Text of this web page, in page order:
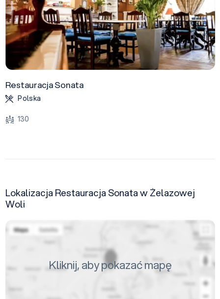
Restauracja Sonata
Polska
130
Lokalizacja Restauracja Sonata w Żelazowej
Woli
Kliknij, aby pokazać mapę